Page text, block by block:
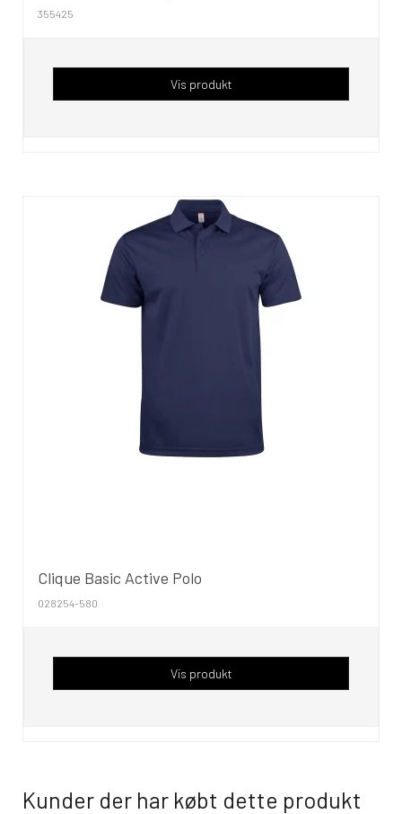
355425
Vis produkt
Clique Basic Active Polo
028254-580
Vis produkt
Kunder der har købt dette produkt